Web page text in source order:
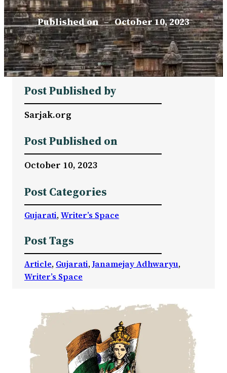
Published on – October 10, 2023
Post Published by
Sarjak.org
Post Published on
October 10, 2023
Post Categories
Gujarati, Writer’s Space
Post Tags
Article, Gujarati, Janamejay Adhwaryu
Writer’s Space